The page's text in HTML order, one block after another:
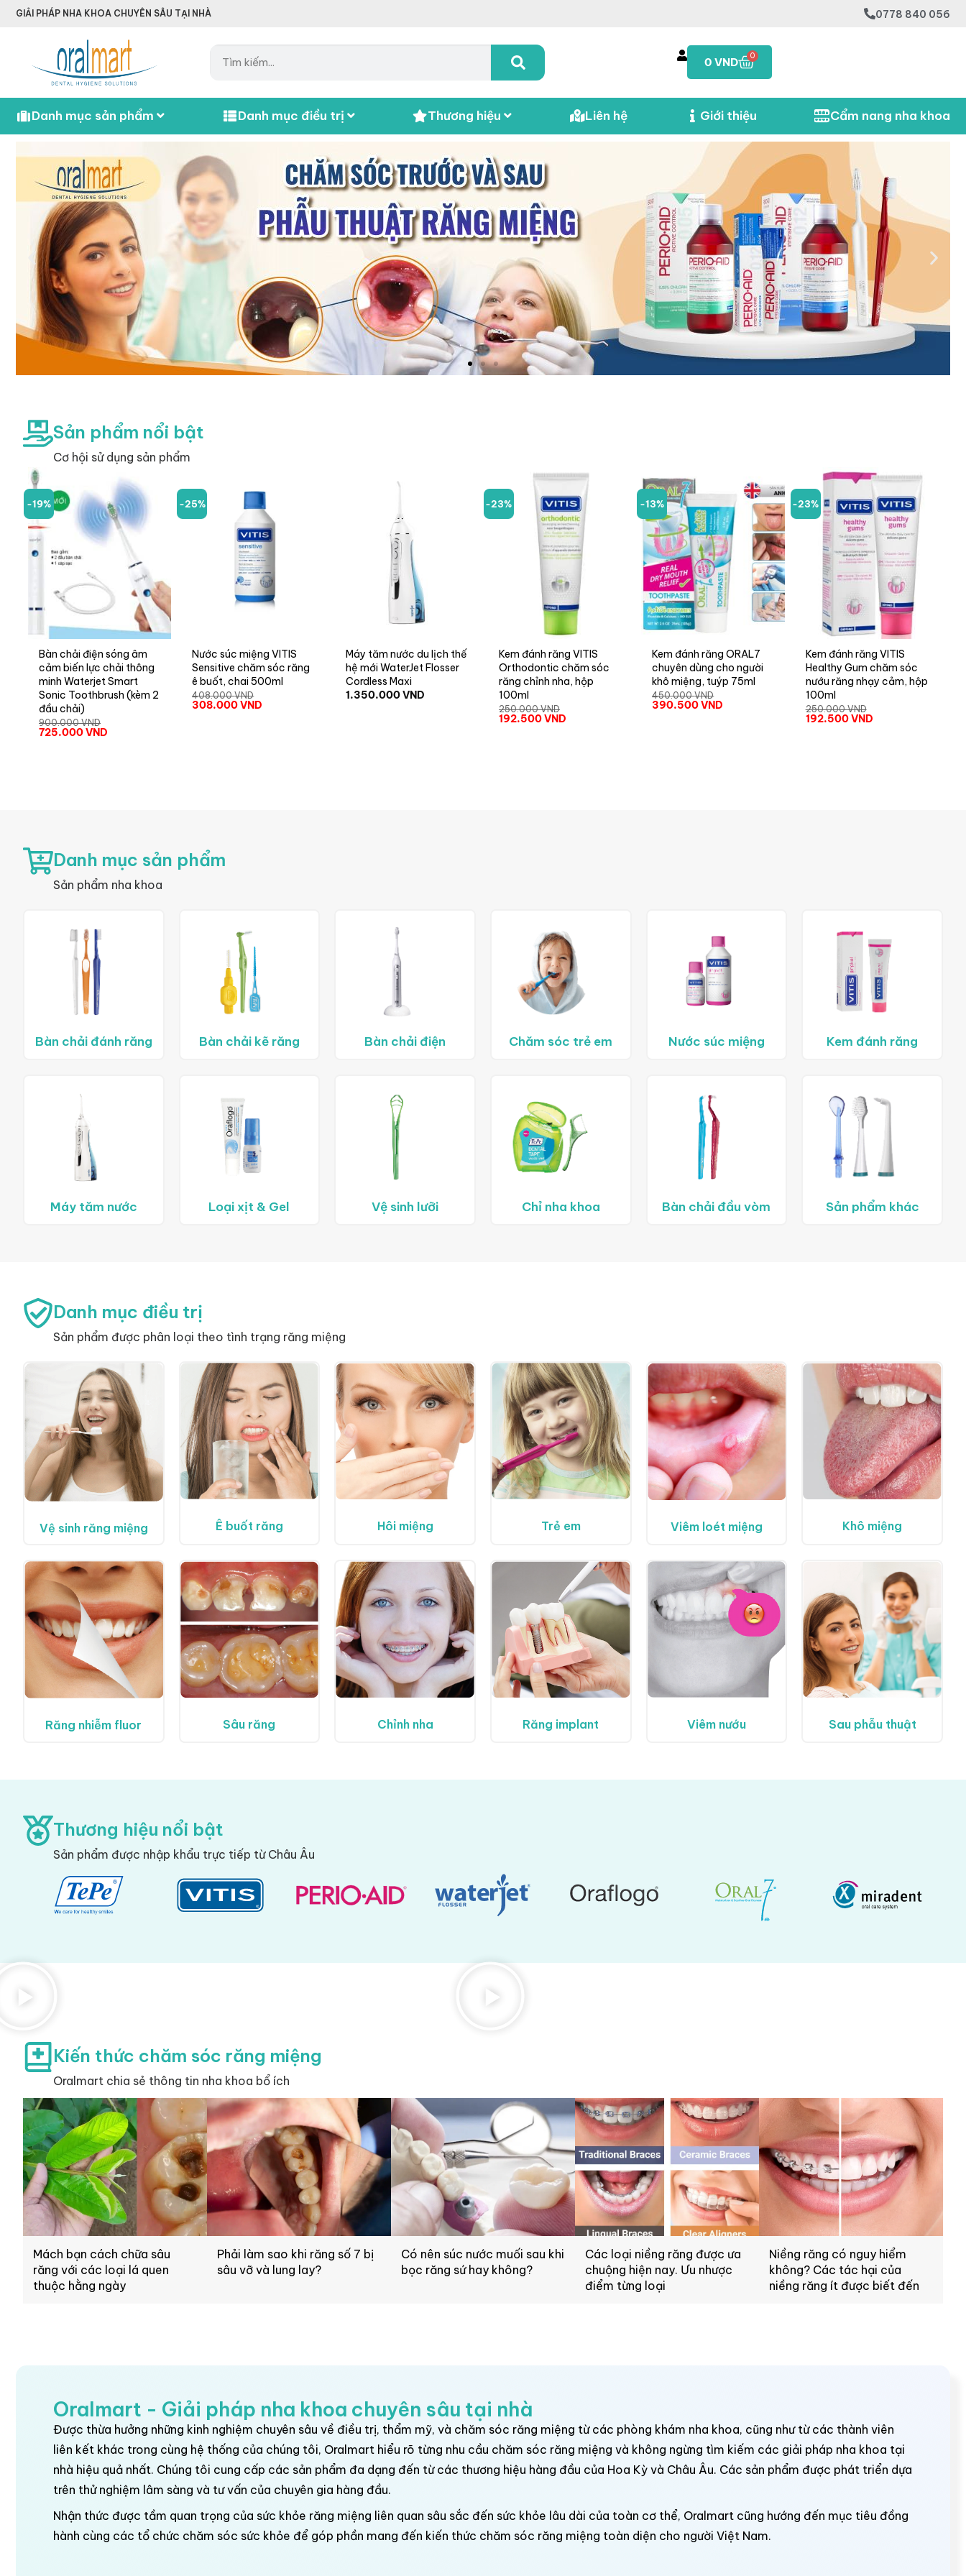
GIẢI PHÁP NHA KHOA CHUYÊN SÂU TẠI NHÀ 0778 840 056
0 VND 0
Danh mục sản phẩm Danh mục điều trị Thương hiệu Liên hệ Giới thiệu Cẩm nang nha khoa
Sản phẩm nổi bật
Cơ hội sử dụng sản phẩm
-19%
+
Bàn chải điện sóng âm
cảm biến lực chải thông
minh Waterjet Smart
Sonic Toothbrush (kèm 2
đầu chải)
900.000VND
725.000VND
-25%
Nước súc miệng VITIS
Sensitive chăm sóc răng
ê buốt, chai 500ml
408.000VND
308.000VND
Máy tăm nước du lịch thế
hệ mới WaterJet Flosser
Cordless Maxi
1.350.000VND
-23%
Kem đánh răng VITIS
Orthodontic chăm sóc
răng chỉnh nha, hộp
100ml
250.000VND
192.500VND
-13%
+
Kem đánh răng ORAL7
chuyên dùng cho người
khô miệng, tuýp 75ml
450.000VND
390.500VND
-23%
Kem đánh răng VITIS
Healthy Gum chăm sóc
nướu răng nhạy cảm, hộp
100ml
250.000VND
192.500VND
Danh mục sản phẩm
Sản phẩm nha khoa
Bàn chải đánh răng Bàn chải kẽ răng Bàn chải điện Chăm sóc trẻ em Nước súc miệng Kem đánh răng
Máy tăm nước Loại xịt & Gel Vệ sinh lưỡi Chỉ nha khoa Bàn chải đầu vòm Sản phẩm khác
Danh mục điều trị
Sản phẩm được phân loại theo tình trạng răng miệng
Vệ sinh răng miệng Ê buốt răng Hôi miệng Trẻ em Viêm loét miệng Khô miệng
Răng nhiễm fluor Sâu răng Chỉnh nha Răng implant Viêm nướu Sau phẫu thuật
Thương hiệu nổi bật
Sản phẩm được nhập khẩu trực tiếp từ Châu Âu
Kiến thức chăm sóc răng miệng
Oralmart chia sẻ thông tin nha khoa bổ ích
Mách bạn cách chữa sâu
răng với các loại lá quen
thuộc hằng ngày
Phải làm sao khi răng số 7 bị
sâu vỡ và lung lay?
Có nên súc nước muối sau khi
bọc răng sứ hay không?
Các loại niềng răng được ưa
chuộng hiện nay. Ưu nhược
điểm từng loại
Niềng răng có nguy hiểm
không? Các tác hại của
niềng răng ít được biết đến
Oralmart - Giải pháp nha khoa chuyên sâu tại nhà
Được thừa hưởng những kinh nghiệm chuyên sâu về điều trị, thẩm mỹ, và chăm sóc răng miệng từ các phòng khám nha khoa, cũng như từ các thành viên
liên kết khác trong cùng hệ thống của chúng tôi, Oralmart hiểu rõ từng nhu cầu chăm sóc răng miệng và không ngừng tìm kiếm các giải pháp nha khoa tại
nhà hiệu quả nhất. Chúng tôi cung cấp các sản phẩm đa dạng đến từ các thương hiệu hàng đầu của Hoa Kỳ và Châu Âu. Các sản phẩm được phát triển dựa
trên thử nghiệm lâm sàng và tư vấn của chuyên gia hàng đầu.
Nhận thức được tầm quan trọng của sức khỏe răng miệng liên quan sâu sắc đến sức khỏe lâu dài của toàn cơ thể, Oralmart cũng hướng đến mục tiêu đồng
hành cùng các tổ chức chăm sóc sức khỏe để góp phần mang đến kiến thức chăm sóc răng miệng toàn diện cho người Việt Nam.